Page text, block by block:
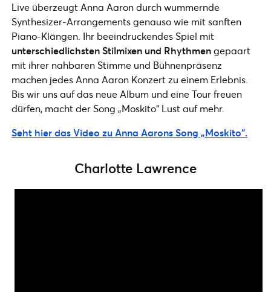
Live überzeugt Anna Aaron durch wummernde
Synthesizer-Arrangements genauso wie mit sanften
Piano-Klängen. Ihr beeindruckendes Spiel mit
unterschiedlichsten Stilmixen und Rhythmengepaart
mit ihrer nahbaren Stimme und Bühnenpräsenz
machen jedes Anna Aaron Konzert zu einem Erlebnis.
Bis wir uns auf das neue Album und eine Tour freuen
dürfen, macht der Song „Moskito“ Lust auf mehr.
Seht hier das Video zu Anna Aarons Song „Moskito“.
Charlotte Lawrence